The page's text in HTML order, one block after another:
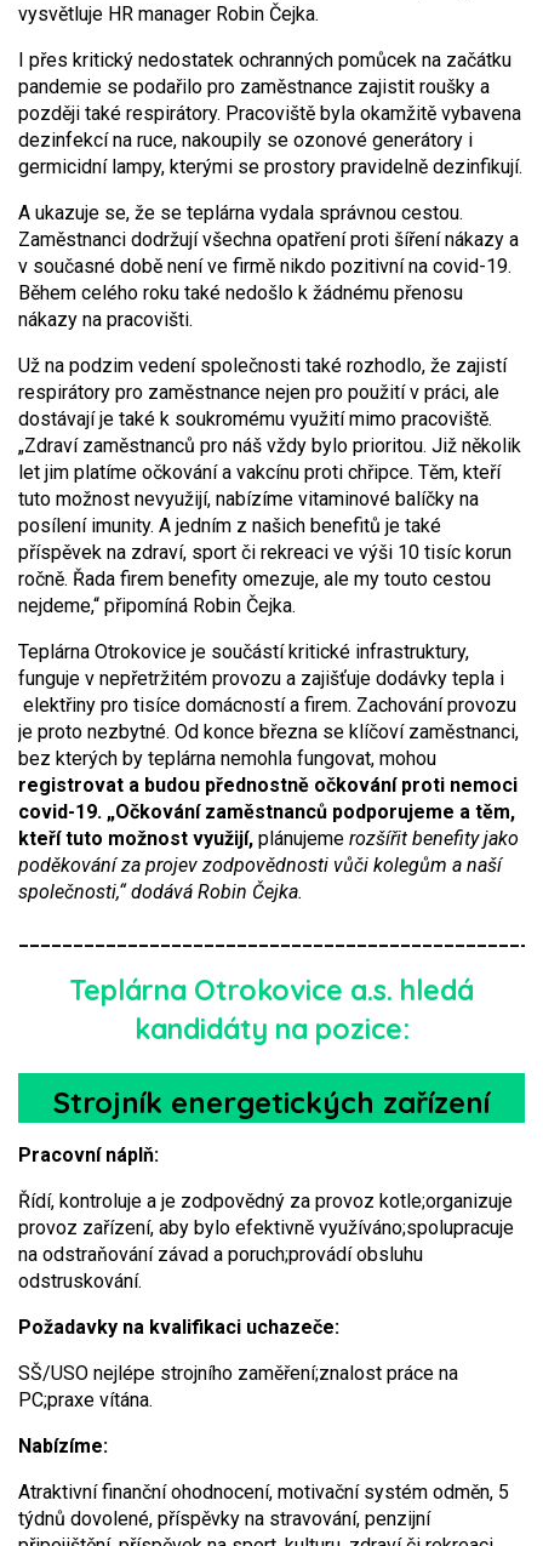
vysvětluje HR manager Robin Čejka.
I přes kritický nedostatek ochranných pomůcek na začátku
pandemie se podařilo pro zaměstnance zajistit roušky a
později také respirátory. Pracoviště byla okamžitě vybavena
dezinfekcí na ruce, nakoupily se ozonové generátory i
germicidní lampy, kterými se prostory pravidelně dezinfikují.
A ukazuje se, že se teplárna vydala správnou cestou.
Zaměstnanci dodržují všechna opatření proti šíření nákazy a
v současné době není ve firmě nikdo pozitivní na covid-19.
Během celého roku také nedošlo k žádnému přenosu
nákazy na pracovišti.
Už na podzim vedení společnosti také rozhodlo, že zajistí
respirátory pro zaměstnance nejen pro použití v práci, ale
dostávají je také k soukromému využití mimo pracoviště.
„Zdraví zaměstnanců pro náš vždy bylo prioritou. Již několik
let jim platíme očkování a vakcínu proti chřipce. Těm, kteří
tuto možnost nevyužijí, nabízíme vitaminové balíčky na
posílení imunity. A jedním z našich benefitů je také
příspěvek na zdraví, sport či rekreaci ve výši 10 tisíc korun
ročně. Řada firem benefity omezuje, ale my touto cestou
nejdeme,“ připomíná Robin Čejka.
Teplárna Otrokovice je součástí kritické infrastruktury,
funguje v nepřetržitém provozu a zajišťuje dodávky tepla i
elektřiny pro tisíce domácností a firem. Zachování provozu
je proto nezbytné. Od konce března se klíčoví zaměstnanci,
bez kterých by teplárna nemohla fungovat, mohou
registrovat a budou přednostně očkování proti nemoci
covid-19. „Očkování zaměstnanců podporujeme a těm,
kteří tuto možnost využijí, plánujeme rozšířit benefity jako
poděkování za projev zodpovědnosti vůči kolegům a naší
společnosti,“ dodává Robin Čejka.
Teplárna Otrokovice a.s. hledá
kandidáty na pozice:
Strojník energetických zařízení
Pracovní náplň:
Řídí, kontroluje a je zodpovědný za provoz kotle;organizuje
provoz zařízení, aby bylo efektivně využíváno;spolupracuje
na odstraňování závad a poruch;provádí obsluhu
odstruskování.
Požadavky na kvalifikaci uchazeče:
SŠ/USO nejlépe strojního zaměření;znalost práce na
PC;praxe vítána.
Nabízíme:
Atraktivní finanční ohodnocení, motivační systém odměn, 5
týdnů dovolené, příspěvky na stravování, penzijní